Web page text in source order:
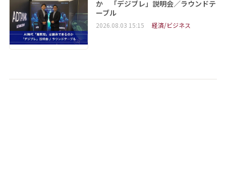
か 「デジブレ」説明会／ラウンドテ
ーブル
2026.08.03 15:15 経済/ビジネス